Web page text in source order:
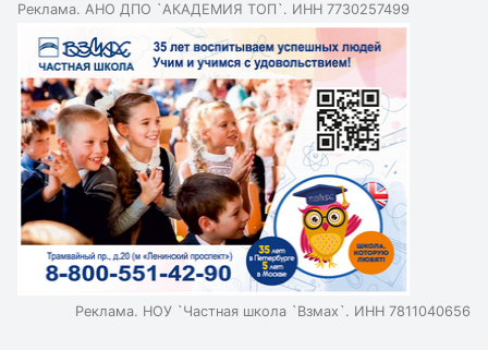
Реклама. АНО ДПО `АКАДЕМИЯ ТОП`. ИНН 7730257499
Реклама. НОУ `Частная школа `Взмах`. ИНН 7811040656